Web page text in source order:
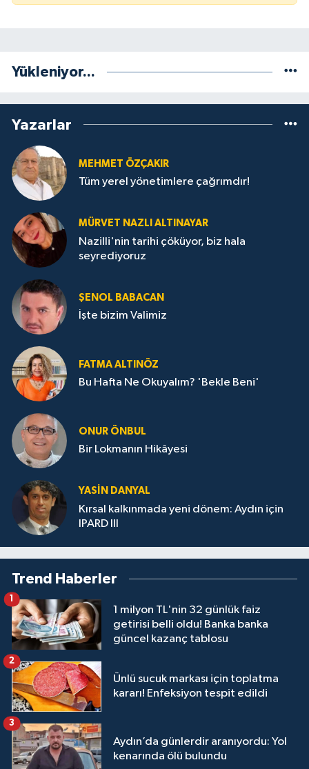
Yükleniyor...
Yazarlar
MEHMET ÖZÇAKIR
Tüm yerel yönetimlere çağrımdır!
MÜRVET NAZLI ALTINAYAR
Nazilli'nin tarihi çöküyor, biz hala
seyrediyoruz
ŞENOL BABACAN
İşte bizim Valimiz
FATMA ALTINÖZ
Bu Hafta Ne Okuyalım? 'Bekle Beni'
ONUR ÖNBUL
Bir Lokmanın Hikâyesi
YASIN DANYAL
Kırsal kalkınmada yeni dönem: Aydın için
IPARD III
Trend Haberler
1 milyon TL'nin 32 günlük faiz
getirisi belli oldu! Banka banka
güncel kazanç tablosu
1
Ünlü sucuk markası için toplatma
kararı! Enfeksiyon tespit edildi
2
Aydın’da günlerdir aranıyordu: Yol
kenarında ölü bulundu
3